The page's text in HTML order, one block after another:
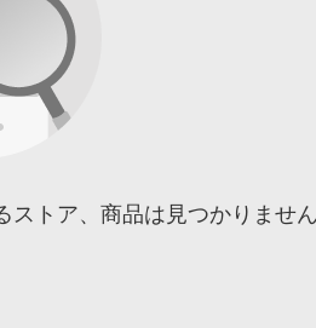
トア、商品は見つかりません